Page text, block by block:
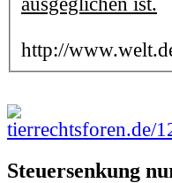
http://
tierrechtsforen.de/
Steuersenkung